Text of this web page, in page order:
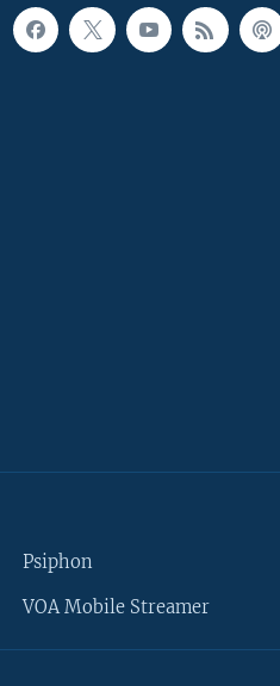
Psiphon
VOA Mobile Streamer